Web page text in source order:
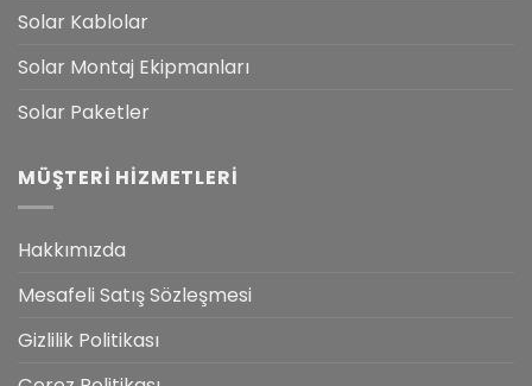
Solar Kablolar
Solar Montaj Ekipmanları
Solar Paketler
MÜŞTERI HIZMETLERI
Hakkımızda
Mesafeli Satış Sözleşmesi
Gizlilik Politikası